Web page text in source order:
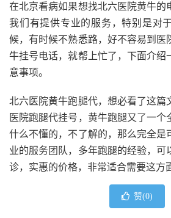
在北京看病如果想找北六医院黄牛的
我们有提供专业的服务，特别是对
候，有时候不熟悉路，好不容易到医
牛挂号电话，就帮上忙了，下面介绍
意事项。
北六医院黄牛跑腿代，想必看了这篇
医院跑腿代挂号，黄牛跑腿又了一个
什么不懂的，不了解的，那么完全是
业的服务团队，多年跑腿的经验，可
诊，实惠的价格，非常适合需要这方
赞(0)